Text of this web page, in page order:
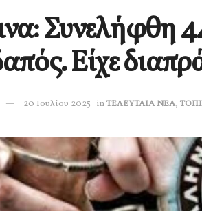
Συνελήφθη
Είχε
20 Ιουλίου 2025 inΤΕΛΕΥΤΑΙΑ ΝΕΑ,